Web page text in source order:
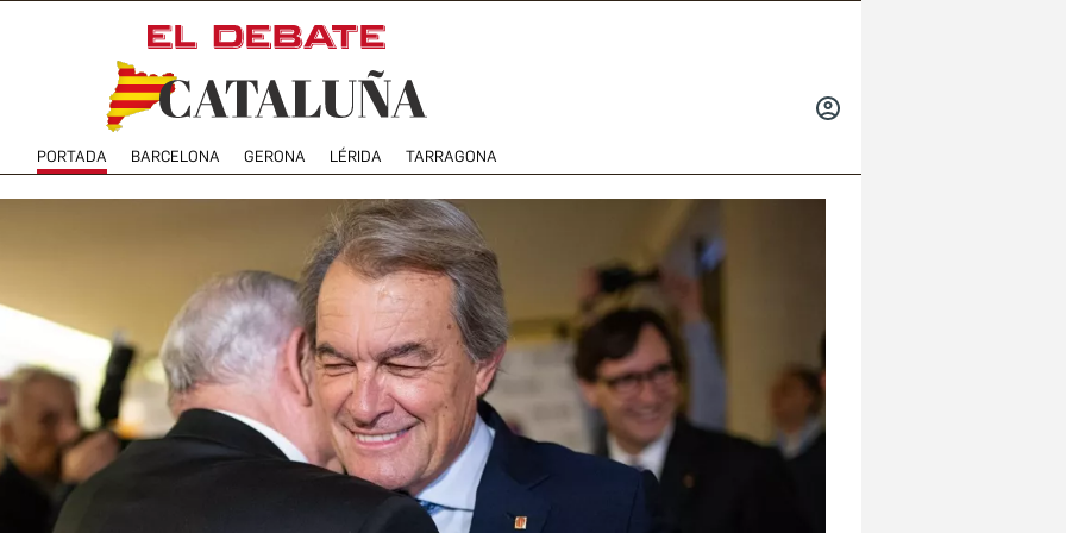
PORTADA BARCELONA GERONA LÉRIDA TARRAGONA